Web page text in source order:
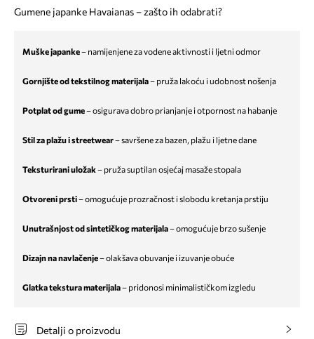
Gumene japanke Havaianas – zašto ih odabrati?
Muške japanke– namijenjene za vodene aktivnosti i ljetni odmor
Gornjište od tekstilnog materijala– pruža lakoću i udobnost nošenja
Potplat od gume– osigurava dobro prianjanje i otpornost na habanje
Stil za plažu i streetwear– savršene za bazen, plažu i ljetne dane
Teksturirani uložak– pruža suptilan osjećaj masaže stopala
Otvoreni prsti– omogućuje prozračnost i slobodu kretanja prstiju
Unutrašnjost od sintetičkog materijala– omogućuje brzo sušenje
Dizajn na navlačenje– olakšava obuvanje i izuvanje obuće
Glatka tekstura materijala– pridonosi minimalističkom izgledu
Detalji o proizvodu